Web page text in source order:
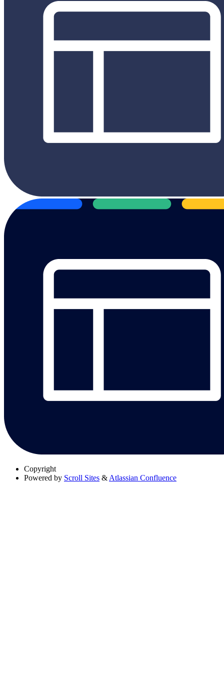
Copyright
Powered by Scroll Sites & Atlassian Confluence